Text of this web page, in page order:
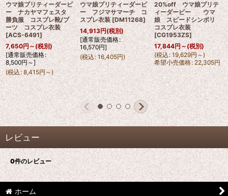
ウマ娘プリティーダービ
ー ナカヤマフェスタ
勝負服 コスプレ靴/ブ
ーツ コスプレ衣装
[ACS-6491]
7,650円～(税別)
[通常販売価格:
8,500円～]
(税込: 8,415円～)
ウマ娘プリティーダービ
ー フジマサマーチ コ
スプレ衣装 [DM11268]
14,913円(税別)
[通常販売価格:
16,570円]
(税込: 16,405円)
20%off ウマ娘プリテ
ィーダービー ウマ
娘 スピードシンボリ
コスプレ衣装
[CG1953ZS]
17,844円～(税別)
(税込: 19,629円～)
希望小売価格: 22,305円
レビュー
0件のレビュー
ホーム